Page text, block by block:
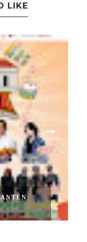
LIKE